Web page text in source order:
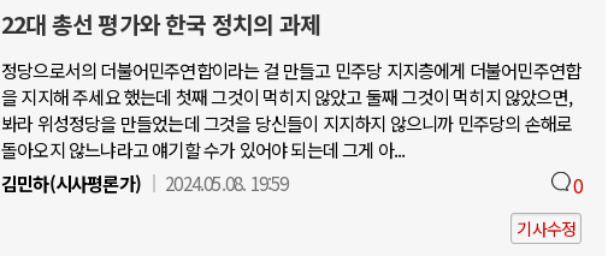
22대 총선 평가와 한국 정치의 과제
정당으로서의 더불어민주연합이라는 걸 만들고 민주당 지지층에게 더불어민주연합
을 지지해 주세요 했는데 첫째 그것이 먹히지 않았고 둘째 그것이 먹히지 않았으면,
봐라 위성정당을 만들었는데 그것을 당신들이 지지하지 않으니까 민주당의 손해로
돌아오지 않느냐라고 얘기할 수가 있어야 되는데 그게 아...
김민하(시사평론가)
2024.05.08. 19:59 0
기사수정